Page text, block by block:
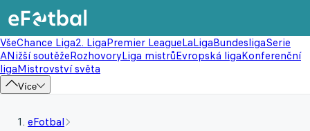
VšeChance Liga2. LigaPremier LeagueLaLigaBundesligaSerie
ANižší soutěžeRozhovoryLiga mistrůEvropská ligaKonferenční
ligaMistrovství světa
Více
eFotbal